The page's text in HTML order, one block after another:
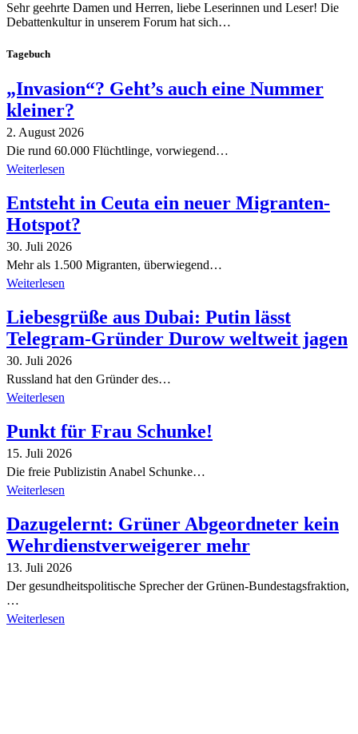
Sehr geehrte Damen und Herren, liebe Leserinnen und Leser! Die
Debattenkultur in unserem Forum hat sich…
Tagebuch
„Invasion“? Geht’s auch eine Nummer
kleiner?
2. August 2026
Die rund 60.000 Flüchtlinge, vorwiegend…
Weiterlesen
Entsteht in Ceuta ein neuer Migranten-
Hotspot?
30. Juli 2026
Mehr als 1.500 Migranten, überwiegend…
Weiterlesen
Liebesgrüße aus Dubai: Putin lässt
Telegram-Gründer Durow weltweit jagen
30. Juli 2026
Russland hat den Gründer des…
Weiterlesen
Punkt für Frau Schunke!
15. Juli 2026
Die freie Publizistin Anabel Schunke…
Weiterlesen
Dazugelernt: Grüner Abgeordneter kein
Wehrdienstverweigerer mehr
13. Juli 2026
Der gesundheitspolitische Sprecher der Grünen-Bundestagsfraktion,
…
Weiterlesen